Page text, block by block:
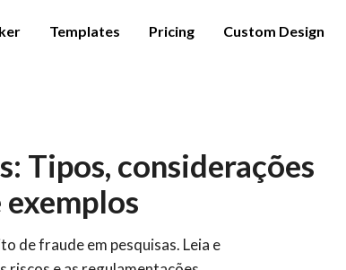
Templates Pricing Custom Design
Tipos, considerações
exemplos
de fraude em pesquisas. Leia e